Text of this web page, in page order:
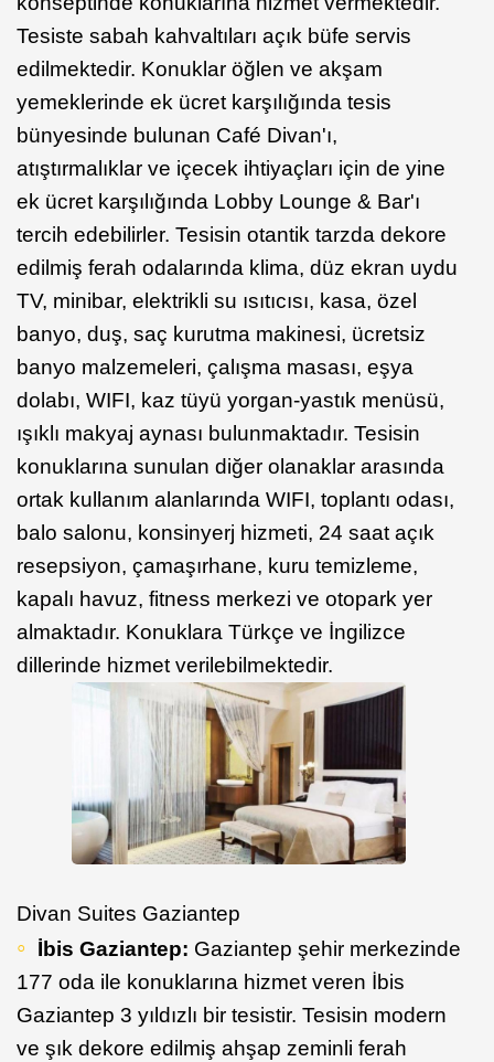
Tesiste sabah kahvaltıları açık büfe servis
edilmektedir. Konuklar öğlen ve akşam
yemeklerinde ek ücret karşılığında tesis
bünyesinde bulunan Café Divan'ı,
atıştırmalıklar ve içecek ihtiyaçları için de yine
ek ücret karşılığında Lobby Lounge & Bar'ı
tercih edebilirler. Tesisin otantik tarzda dekore
edilmiş ferah odalarında klima, düz ekran uydu
TV, minibar, elektrikli su ısıtıcısı, kasa, özel
banyo, duş, saç kurutma makinesi, ücretsiz
banyo malzemeleri, çalışma masası, eşya
dolabı, WIFI, kaz tüyü yorgan-yastık menüsü,
ışıklı makyaj aynası bulunmaktadır. Tesisin
konuklarına sunulan diğer olanaklar arasında
ortak kullanım alanlarında WIFI, toplantı odası,
balo salonu, konsinyerj hizmeti, 24 saat açık
resepsiyon, çamaşırhane, kuru temizleme,
kapalı havuz, fitness merkezi ve otopark yer
almaktadır. Konuklara Türkçe ve İngilizce
dillerinde hizmet verilebilmektedir.
Divan Suites Gaziantep
İbis Gaziantep: Gaziantep şehir merkezinde
177 oda ile konuklarına hizmet veren İbis
Gaziantep 3 yıldızlı bir tesistir. Tesisin modern
ve şık dekore edilmiş ahşap zeminli ferah